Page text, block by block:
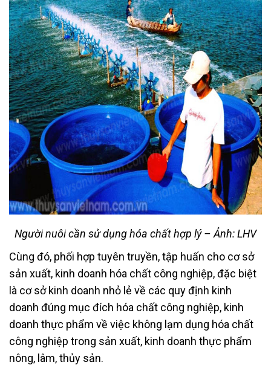
Người nuôi cần sử dụng hóa chất hợp lý – Ảnh: LHV
Cùng đó, phối hợp tuyên truyền, tập huấn cho cơ sở
sản xuất, kinh doanh hóa chất công nghiệp, đặc biệt
là cơ sở kinh doanh nhỏ lẻ về các quy định kinh
doanh đúng mục đích hóa chất công nghiệp, kinh
doanh thực phẩm về việc không lạm dụng hóa chất
công nghiệp trong sản xuất, kinh doanh thực phẩm
nông, lâm, thủy sản.